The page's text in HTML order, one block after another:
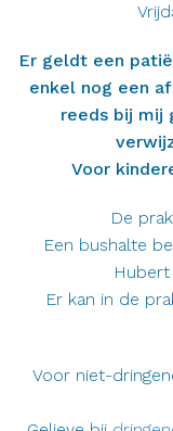
Er geldt een
enkel nog een
reeds bij mij
Voor
De
Een bushalte
Er kan in de
Voor niet-